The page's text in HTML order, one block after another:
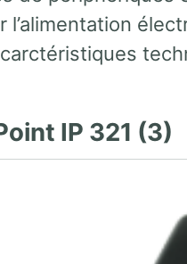
l’alimentation
IP 321 (3)